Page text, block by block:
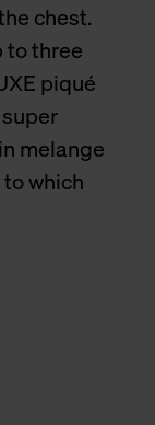
chest.
to three
piqué
melange
which